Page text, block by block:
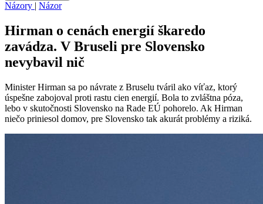
Názory | Názor
Hirman o cenách energií škaredo
zavádza. V Bruseli pre Slovensko
nevybavil nič
Minister Hirman sa po návrate z Bruselu tváril ako víťaz, ktorý
úspešne zabojoval proti rastu cien energií. Bola to zvláštna póza,
lebo v skutočnosti Slovensko na Rade EÚ pohorelo. Ak Hirman
niečo priniesol domov, pre Slovensko tak akurát problémy a riziká.